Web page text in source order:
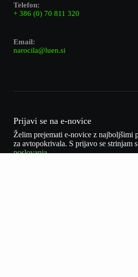
Telefon:
+ 386 (0) 70 811 320
Email:
narocila@luen.si
Prijavi se na e-novice
Želim prejemati e-novice z najboljšimi
za avtopokrivala. S prijavo se strinjam
poslovanja.